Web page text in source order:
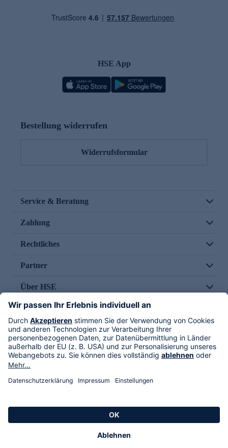
HSE App
Bestellung widerrufen
Widerrufsformular
Service & Beratung
Zahlung
Rechtliches
Partner
Über HSE
Im TV
HSE International